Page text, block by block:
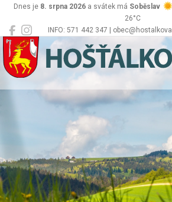
INFO: 571 442 347 |
Dnes je 8. srpna 2026 a svátek má Soběslav
26°C
Hošťálková